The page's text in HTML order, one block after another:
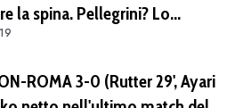
la spina. Pellegrini? Lo
in campo tra un mese.
ROMA 3-0 (Rutter 29', Ayari